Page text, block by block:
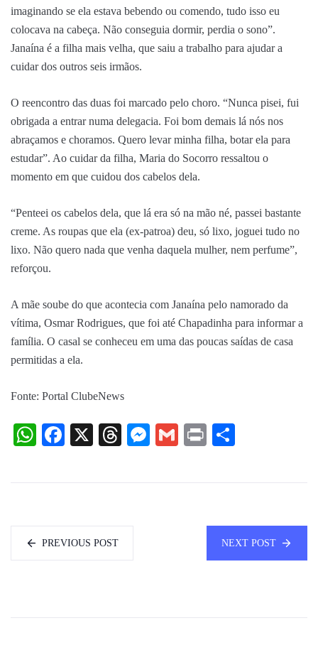
imaginando se ela estava bebendo ou comendo, tudo isso eu
colocava na cabeça. Não conseguia dormir, perdia o sono”.
Janaína é a filha mais velha, que saiu a trabalho para ajudar a
cuidar dos outros seis irmãos.
O reencontro das duas foi marcado pelo choro. “Nunca pisei, fui
obrigada a entrar numa delegacia. Foi bom demais lá nós nos
abraçamos e choramos. Quero levar minha filha, botar ela para
estudar”. Ao cuidar da filha, Maria do Socorro ressaltou o
momento em que cuidou dos cabelos dela.
“Penteei os cabelos dela, que lá era só na mão né, passei bastante
creme. As roupas que ela (ex-patroa) deu, só lixo, joguei tudo no
lixo. Não quero nada que venha daquela mulher, nem perfume”,
reforçou.
A mãe soube do que acontecia com Janaína pelo namorado da
vítima, Osmar Rodrigues, que foi até Chapadinha para informar a
família. O casal se conheceu em uma das poucas saídas de casa
permitidas a ela.
Fonte: Portal ClubeNews
WhatsApp
Facebook
X Threads
Messenger
Gmail
Print
PREVIOUS POST NEXT POST